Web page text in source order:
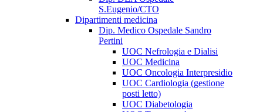
S.Eugenio/CTO
Dipartimenti medicina
Dip. Medico Ospedale Sandro
Pertini
UOC Nefrologia e Dialisi
UOC Medicina
UOC Oncologia Interpresidio
UOC Cardiologia (gestione
posti letto)
UOC Diabetologia